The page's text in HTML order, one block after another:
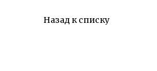
Назад к списку